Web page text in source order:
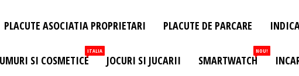
PLACUTE ASOCIATIA PROPRIETARI PLACUTE DE PARCARE
SI COSMETICE
ITALIA
JOCURI SI JUCARII SMARTWATCH
NOU!